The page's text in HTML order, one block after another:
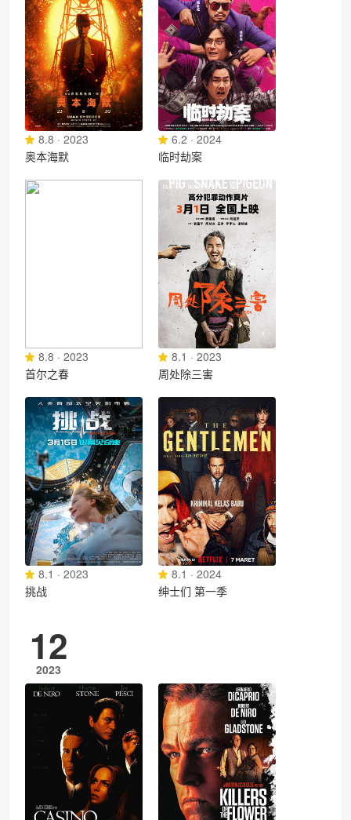
8.8 · 2023
奥本海默
6.2 · 2024
临时劫案
8.8 · 2023
首尔之春
8.1 · 2023
周处除三害
8.1 · 2023
挑战
8.1 · 2024
绅士们 第一季
12
2023